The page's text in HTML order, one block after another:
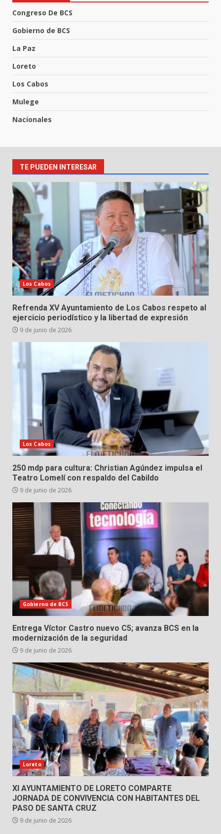
Congreso De BCS
Gobierno de BCS
La Paz
Loreto
Los Cabos
Mulege
Nacionales
TE PUEDEN INTERESAR
Los Cabos
Refrenda XV Ayuntamiento de Los Cabos respeto al
ejercicio periodístico y la libertad de expresión
9 de junio de 2026
Los Cabos
250 mdp para cultura: Christian Agúndez impulsa el
Teatro Lomelí con respaldo del Cabildo
9 de junio de 2026
Gobierno de BCS
Entrega Víctor Castro nuevo C5; avanza BCS en la
modernización de la seguridad
9 de junio de 2026
Loreto
XI AYUNTAMIENTO DE LORETO COMPARTE
JORNADA DE CONVIVENCIA CON HABITANTES DEL
PASO DE SANTA CRUZ
9 de junio de 2026